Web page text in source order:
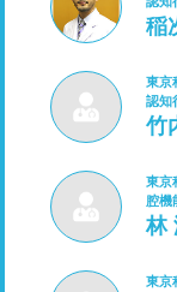
稲
東京
認知
竹
東京
腔機
林
東京